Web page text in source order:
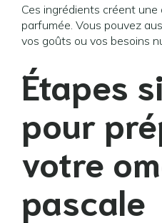
Ces ingrédients créent
parfumée. Vous pouvez
vos goûts ou vos besoins
Étapes
pour
votre
pascale